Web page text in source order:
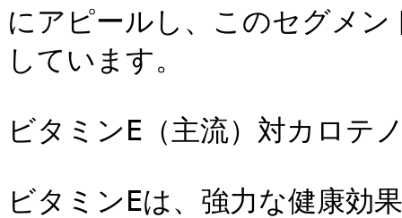
にアピールし、このセグメ
しています。
ビタミンE（主流）対カロテ
ビタミンEは、強力な健康効